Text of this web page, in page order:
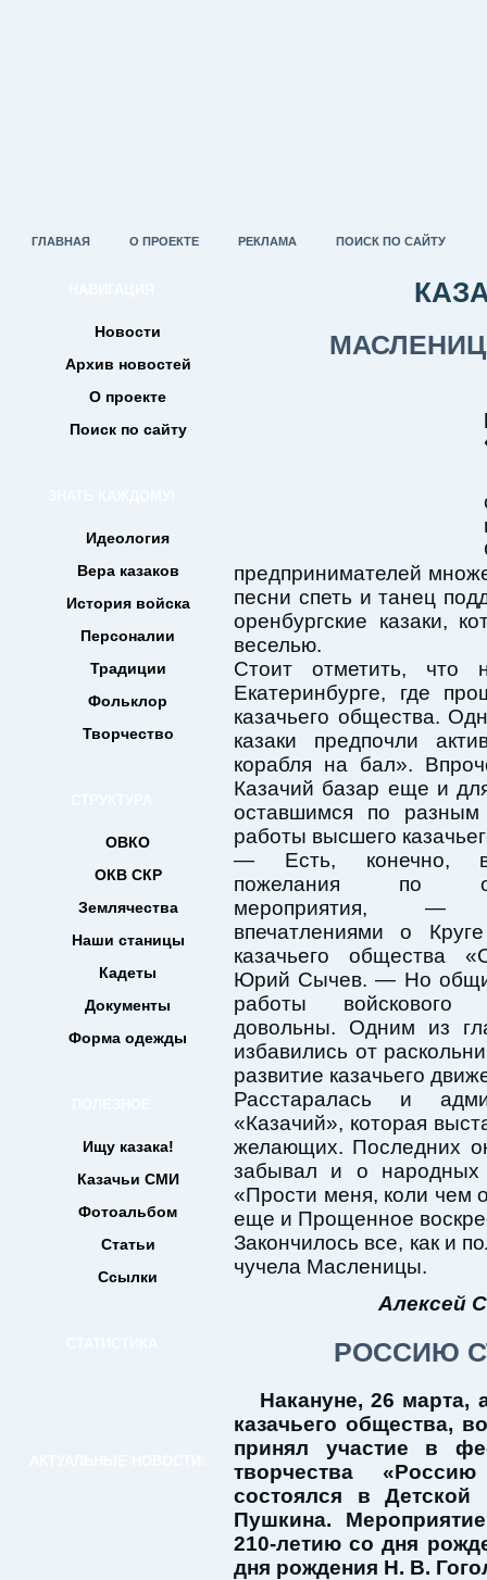
ГЛАВНАЯ О ПРОЕКТЕ РЕКЛАМА ПОИСК ПО САЙТУ
Новости
Архив новостей
О проекте
Поиск по сайту
Идеология
Вера казаков
История войска
Персоналии
Традиции
Фольклор
Творчество
ОВКО
ОКВ СКР
Землячества
Наши станицы
Кадеты
Документы
Форма одежды
Ищу казака!
Казачьи СМИ
Фотоальбом
Статьи
Ссылки
предпринимателей
песни спеть и танец
оренбургские казаки,
веселью.
Стоит отметить,
Екатеринбурге, где
казачьего общества.
казаки предпочли
корабля на бал».
Казачий базар еще и
оставшимся по
работы высшего
— Есть, конечно,
пожелания по
мероприятия, —
впечатлениями о
казачьего общества
Юрий Сычев. — Но
работы
довольны. Одним из
избавились от
развитие казачьего
Расстаралась и
«Казачий», которая
желающих. Последних
забывал и о
«Прости меня, коли чем
еще и Прощенное
Закончилось все, как и
чучела Масленицы.
Алексей
РОССИЮ
Накануне, 26 марта,
казачьего общества,
принял участие в
творчества
состоялся в
Пушкина.
210-летию со дня
дня рождения Н. В.